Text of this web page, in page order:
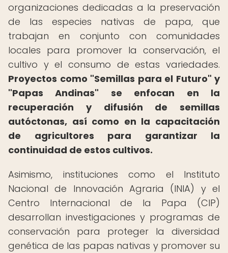
organizaciones dedicadas a la preservación
de las especies nativas de papa, que
trabajan en conjunto con comunidades
locales para promover la conservación, el
cultivo y el consumo de estas variedades.
Proyectos como "Semillas para el Futuro" y
"Papas Andinas" se enfocan en la
recuperación y difusión de semillas
autóctonas, así como en la capacitación
de agricultores para garantizar la
continuidad de estos cultivos.
Asimismo, instituciones como el Instituto
Nacional de Innovación Agraria (INIA) y el
Centro Internacional de la Papa (CIP)
desarrollan investigaciones y programas de
conservación para proteger la diversidad
genética de las papas nativas y promover su